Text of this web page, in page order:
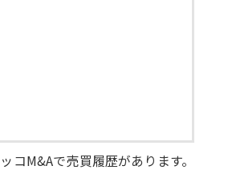
コM&Aで売買履歴があります。